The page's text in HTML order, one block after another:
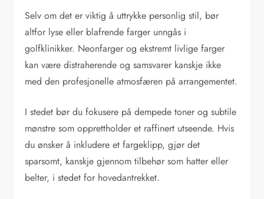
Selv om det er viktig å uttrykke personlig stil, bør
altfor lyse eller blafrende farger unngås i
golfklinikker. Neonfarger og ekstremt livlige farger
kan være distraherende og samsvarer kanskje ikke
med den profesjonelle atmosfæren på arrangementet.
I stedet bør du fokusere på dempede toner og subtile
mønstre som opprettholder et raffinert utseende. Hvis
du ønsker å inkludere et fargeklipp, gjør det
sparsomt, kanskje gjennom tilbehør som hatter eller
belter, i stedet for hovedantrekket.